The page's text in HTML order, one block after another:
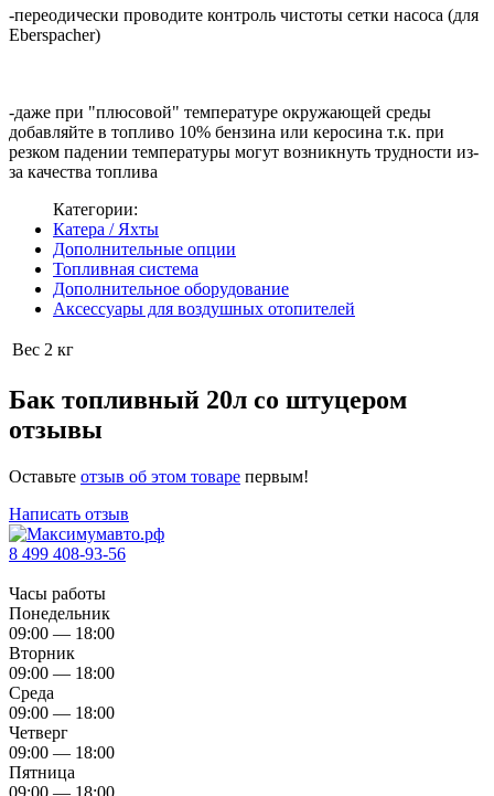
-переодически проводите контроль чистоты сетки насоса (для
Eberspacher)
-даже при "плюсовой" температуре окружающей среды
добавляйте в топливо 10% бензина или керосина т.к. при
резком падении температуры могут возникнуть трудности из-
за качества топлива
Категории:
Катера / Яхты
Дополнительные опции
Топливная система
Дополнительное оборудование
Аксессуары для воздушных отопителей
Вес 2 кг
Бак топливный 20л со штуцером
отзывы
Оставьте отзыв об этом товаре первым!
Написать отзыв
8 499 408-93-56
Часы работы
Понедельник
09:00 — 18:00
Вторник
09:00 — 18:00
Среда
09:00 — 18:00
Четверг
09:00 — 18:00
Пятница